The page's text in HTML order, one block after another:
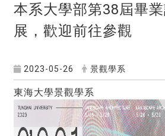
本系大學部第38屆畢
展，歡迎前往參觀
2023-05-26 景觀學系
東海大學景觀學系